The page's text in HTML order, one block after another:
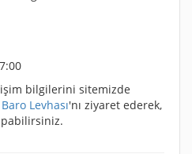
bilgilerini sitemizde
Levhası'nı ziyaret ederek,